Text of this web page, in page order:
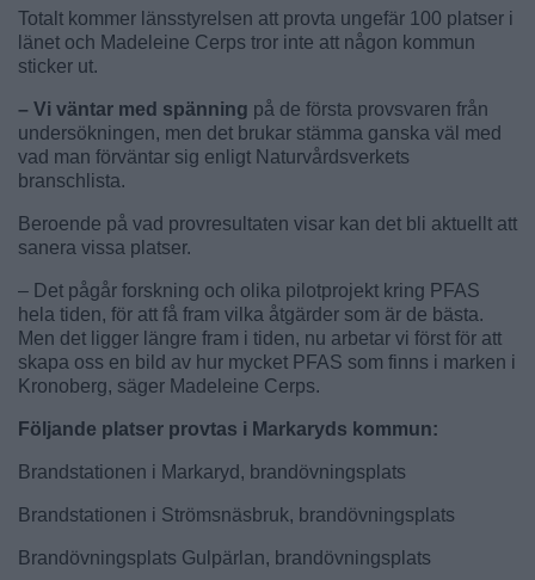
Totalt kommer länsstyrelsen att provta ungefär 100 platser i
länet och Madeleine Cerps tror inte att någon kommun
sticker ut.
– Vi väntar med spänning på de första provsvaren från
undersökningen, men det brukar stämma ganska väl med
vad man förväntar sig enligt Naturvårdsverkets
branschlista.
Beroende på vad provresultaten visar kan det bli aktuellt att
sanera vissa platser.
– Det pågår forskning och olika pilotprojekt kring PFAS
hela tiden, för att få fram vilka åtgärder som är de bästa.
Men det ligger längre fram i tiden, nu arbetar vi först för att
skapa oss en bild av hur mycket PFAS som finns i marken i
Kronoberg, säger Madeleine Cerps.
Följande platser provtas i Markaryds kommun:
Brandstationen i Markaryd, brandövningsplats
Brandstationen i Strömsnäsbruk, brandövningsplats
Brandövningsplats Gulpärlan, brandövningsplats